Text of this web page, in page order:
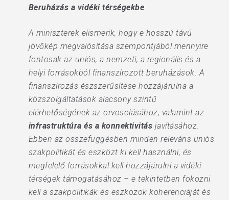
Beruházás a vidéki térségekbe
A miniszterek elismerik, hogy e hosszú távú
jövőkép megvalósítása szempontjából mennyire
fontosak az uniós, a nemzeti, a regionális és a
helyi forrásokból finanszírozott beruházások. A
finanszírozás észszerűsítése hozzájárulna a
közszolgáltatások alacsony szintű
elérhetőségének az orvosolásához, valamint az
infrastruktúra és a konnektivitás javításához.
Ebben az összefüggésben minden releváns uniós
szakpolitikát és eszközt ki kell használni, és
megfelelő forrásokkal kell hozzájárulni a vidéki
térségek támogatásához – e tekintetben fokozni
kell a szakpolitikák és eszközök koherenciáját és